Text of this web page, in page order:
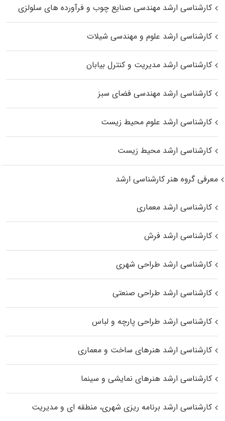
کارشناسی ارشد مهندسی صنایع چوب و فرآورده‌ های سلولزی
کارشناسی ارشد علوم و مهندسی شیلات
کارشناسی ارشد مدیریت و کنترل بیابان
کارشناسی ارشد مهندسی فضای سبز
کارشناسی ارشد علوم محیط‌ زیست
کارشناسی ارشد محیط زیست
معرفی گروه هنر کارشناسی ارشد
کارشناسی ارشد معماری
کارشناسی ارشد فرش
کارشناسی ارشد طراحی شهری
کارشناسی ارشد طراحی صنعتی
کارشناسی ارشد طراحی پارچه و لباس
کارشناسی ارشد هنرهای ساخت و معماری
کارشناسی ارشد هنرهای نمایشی و سینما
کارشناسی ارشد برنامه ریزی شهری، منطقه‌ ای و مدیریت